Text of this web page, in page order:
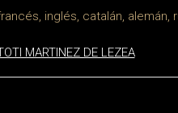
inglés, catalán, alemán,
MARTINEZ DE LEZEA